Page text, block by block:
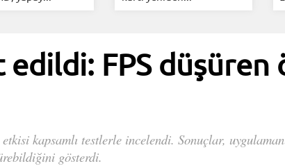
FPS düşüren
kapsamlı testlerle incelendi. Sonuçlar,
gösterdi.